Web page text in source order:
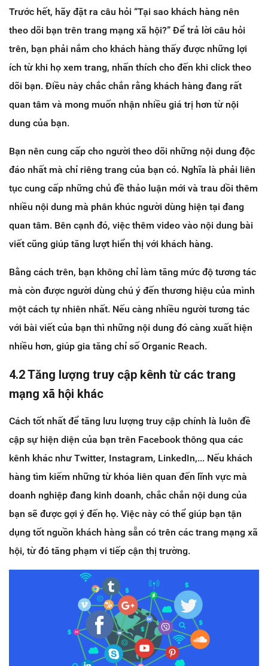
Trước hết, hãy đặt ra câu hỏi “Tại sao khách hàng nên
theo dõi bạn trên trang mạng xã hội?” Để trả lời câu hỏi
trên, bạn phải nắm cho khách hàng thấy được những lợi
ích từ khi họ xem trang, nhấn thích cho đến khi click theo
dõi bạn. Điều này chắc chắn rằng khách hàng đang rất
quan tâm và mong muốn nhận nhiều giá trị hơn từ nội
dung của bạn.
Bạn nên cung cấp cho người theo dõi những nội dung độc
đáo nhất mà chỉ riêng trang của bạn có. Nghĩa là phải liên
tục cung cấp những chủ đề thảo luận mới và trau dồi thêm
nhiều nội dung mà phân khúc người dùng hiện tại đang
quan tâm. Bên cạnh đó, việc thêm video vào nội dung bài
viết cũng giúp tăng lượt hiển thị với khách hàng.
Bằng cách trên, bạn không chỉ làm tăng mức độ tương tác
mà còn được người dùng chú ý đến thương hiệu của mình
một cách tự nhiên nhất. Nếu càng nhiều người tương tác
với bài viết của bạn thì những nội dung đó càng xuất hiện
nhiều hơn, giúp gia tăng chỉ số Organic Reach.
4.2 Tăng lượng truy cập kênh từ các trang
mạng xã hội khác
Cách tốt nhất để tăng lưu lượng truy cập chính là luôn đề
cập sự hiện diện của bạn trên Facebook thông qua các
kênh khác như Twitter, Instagram, LinkedIn,... Nếu khách
hàng tìm kiếm những từ khóa liên quan đến lĩnh vực mà
doanh nghiệp đang kinh doanh, chắc chắn nội dung của
bạn sẽ được gợi ý đến họ. Việc này có thể giúp bạn tận
dụng tốt nguồn khách hàng sẵn có trên các trang mạng xã
hội, từ đó tăng phạm vi tiếp cận thị trường.